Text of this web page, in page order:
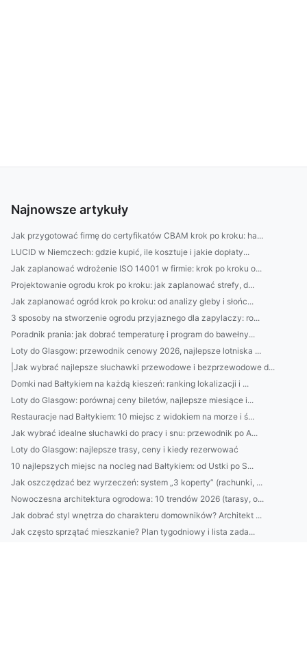
Najnowsze artykuły
Jak przygotować firmę do certyfikatów CBAM krok po kroku: ha...
LUCID w Niemczech: gdzie kupić, ile kosztuje i jakie dopłaty...
Jak zaplanować wdrożenie ISO 14001 w firmie: krok po kroku o...
Projektowanie ogrodu krok po kroku: jak zaplanować strefy, d...
Jak zaplanować ogród krok po kroku: od analizy gleby i słońc...
3 sposoby na stworzenie ogrodu przyjaznego dla zapylaczy: ro...
Poradnik prania: jak dobrać temperaturę i program do bawełny...
Loty do Glasgow: przewodnik cenowy 2026, najlepsze lotniska ...
|Jak wybrać najlepsze słuchawki przewodowe i bezprzewodowe d...
Domki nad Bałtykiem na każdą kieszeń: ranking lokalizacji i ...
Loty do Glasgow: porównaj ceny biletów, najlepsze miesiące i...
Restauracje nad Bałtykiem: 10 miejsc z widokiem na morze i ś...
Jak wybrać idealne słuchawki do pracy i snu: przewodnik po A...
Loty do Glasgow: najlepsze trasy, ceny i kiedy rezerwować
10 najlepszych miejsc na nocleg nad Bałtykiem: od Ustki po S...
Jak oszczędzać bez wyrzeczeń: system „3 koperty” (rachunki, ...
Nowoczesna architektura ogrodowa: 10 trendów 2026 (tarasy, o...
Jak dobrać styl wnętrza do charakteru domowników? Architekt ...
Jak często sprzątać mieszkanie? Plan tygodniowy i lista zada...